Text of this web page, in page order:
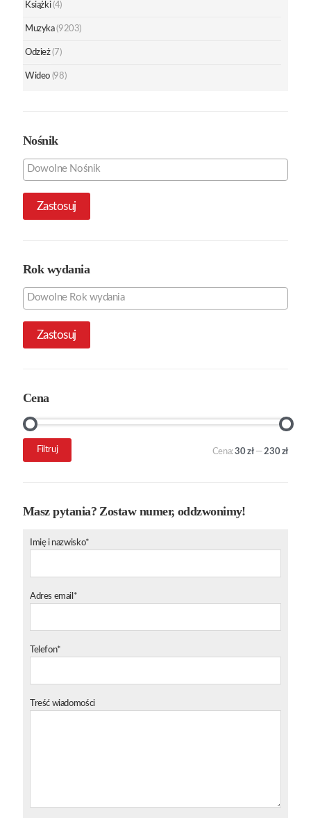
Książki (4)
Muzyka (9203)
Odzież (7)
Wideo (98)
Nośnik
Zastosuj
Rok wydania
Zastosuj
Cena
Cena
Cena
Filtruj Cena:30 zł—230 zł
Masz pytania? Zostaw numer, oddzwonimy!
Imię i nazwisko*
Adres email*
Telefon*
Treść wiadomości